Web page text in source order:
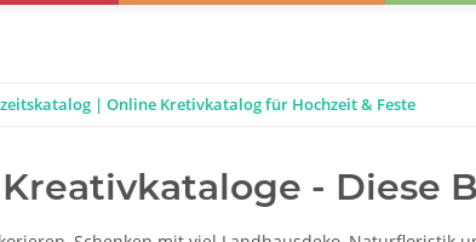
| Online Kretivkatalog für Hochzeit & Feste
- Diese